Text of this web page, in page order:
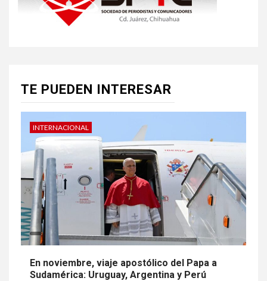
TE PUEDEN INTERESAR
INTERNACIONAL
En noviembre, viaje apostólico del Papa a
Sudamérica: Uruguay, Argentina y Perú